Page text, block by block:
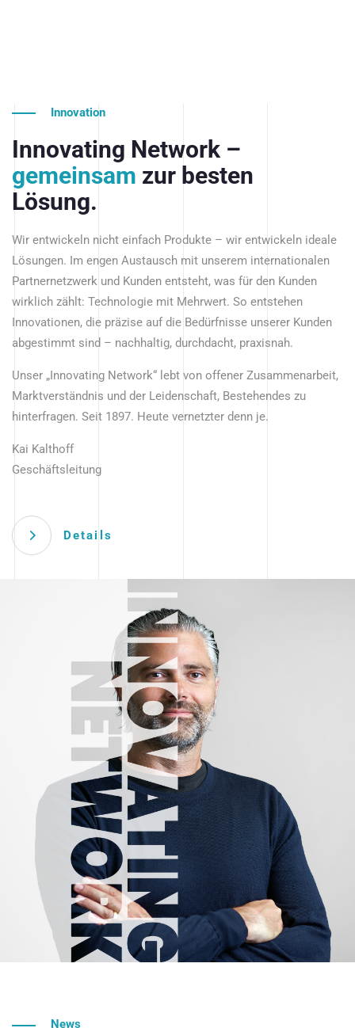
Innovation
Innovating Network –
gemeinsam zur besten
Lösung.
Wir entwickeln nicht einfach Produkte – wir entwickeln ideale
Lösungen. Im engen Austausch mit unserem internationalen
Partnernetzwerk und Kunden entsteht, was für den Kunden
wirklich zählt: Technologie mit Mehrwert. So entstehen
Innovationen, die präzise auf die Bedürfnisse unserer Kunden
abgestimmt sind – nachhaltig, durchdacht, praxisnah.
Unser „Innovating Network“ lebt von offener Zusammenarbeit,
Marktverständnis und der Leidenschaft, Bestehendes zu
hinterfragen. Seit 1897. Heute vernetzter denn je.
Kai Kalthoff
Geschäftsleitung
Details
News